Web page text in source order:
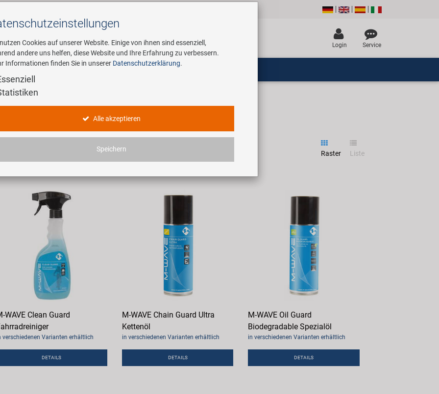
Suchen
Login Service
Reparaturmittel
14 Artikel gefunden. Raster Liste
WAVE Clean Guard
verschiedenen Varianten erhältlich
DETAILS
M-WAVE Chain Guard Ultra
Kettenöl
in verschiedenen Varianten erhältlich
DETAILS
M-WAVE Oil Guard
Biodegradable Spezialöl
in verschiedenen Varianten erhältlich
DETAILS
Cookies auf unserer Website. Einige von ihnen sind essenziell,
andere uns helfen, diese Website und Ihre Erfahrung zu verbessern.
Informationen finden Sie in unserer Datenschutzerklärung.
Alle akzeptieren
Speichern